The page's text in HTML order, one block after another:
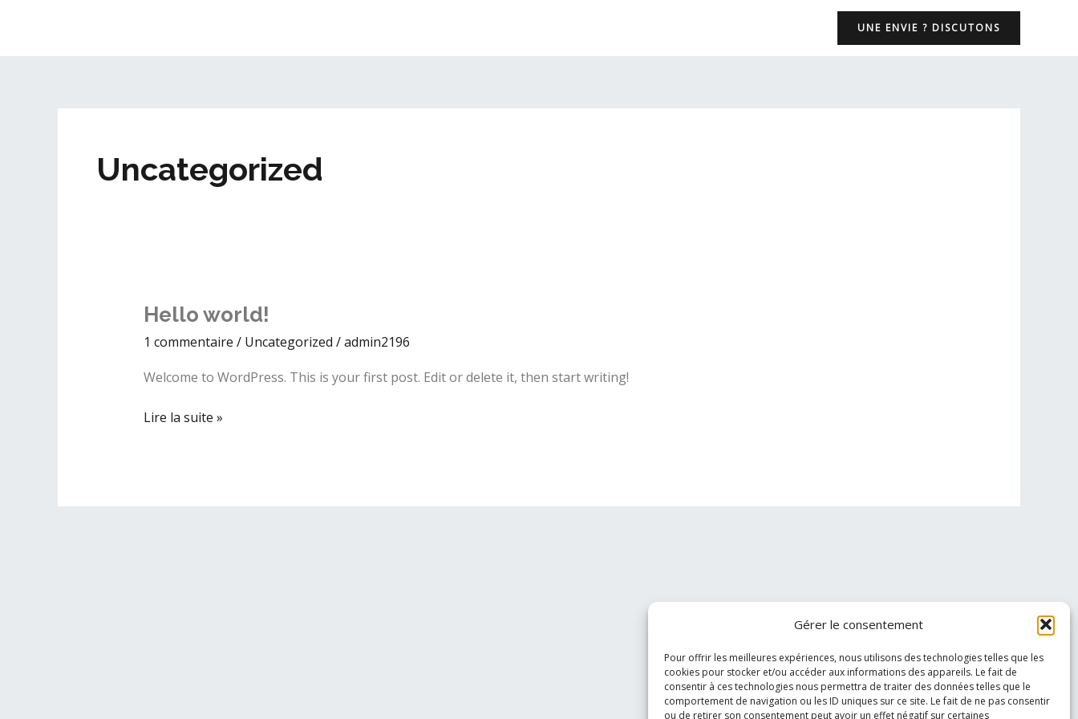
Gérer le consentement
Pour offrir les meilleures expériences, nous utilisons des technologies telles que les
cookies pour stocker et/ou accéder aux informations des appareils. Le fait de
consentir à ces technologies nous permettra de traiter des données telles que le
comportement de navigation ou les ID uniques sur ce site. Le fait de ne pas consentir
ou de retirer son consentement peut avoir un effet négatif sur certaines
UNE ENVIE ? DISCUTONS
Uncategorized
Hello world!
1 commentaire / Uncategorized /admin2196
Welcome to WordPress. This is your first post. Edit or delete it, then start writing!
Hello
world!
Lire la suite »